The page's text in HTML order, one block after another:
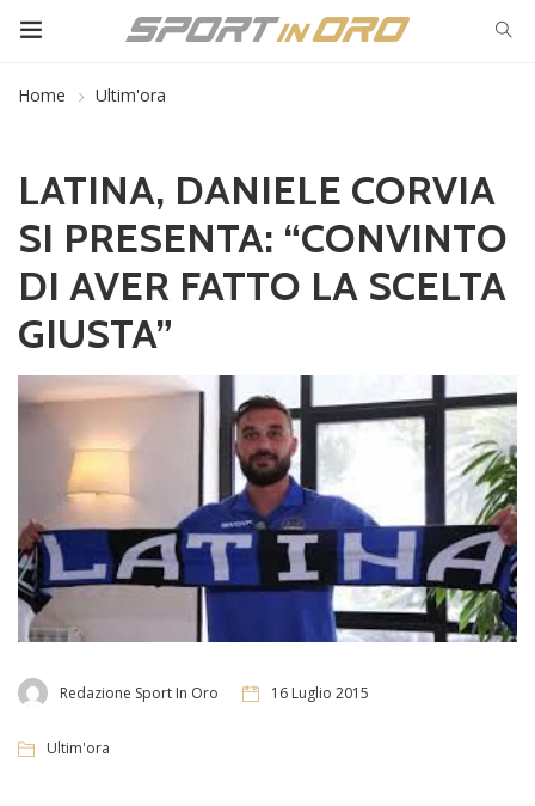
Home Ultim'ora
LATINA, DANIELE CORVIA
SI PRESENTA: “CONVINTO
DI AVER FATTO LA SCELTA
GIUSTA”
Redazione Sport In Oro 16 Luglio 2015
Ultim'ora